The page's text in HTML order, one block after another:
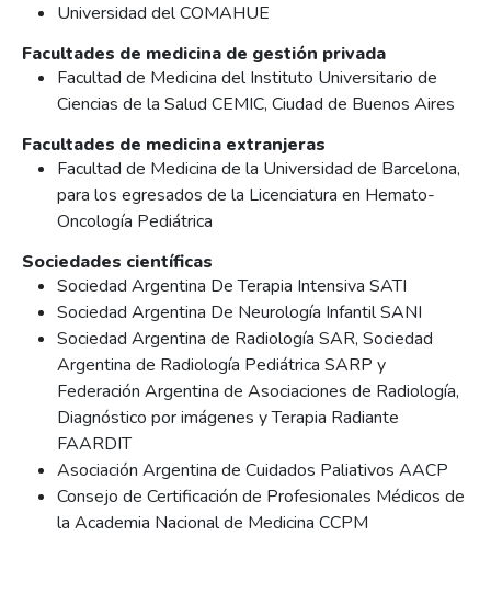
Universidad del COMAHUE
Facultades de medicina de gestión privada
Facultad de Medicina del Instituto Universitario de
Ciencias de la Salud CEMIC, Ciudad de Buenos Aires
Facultades de medicina extranjeras
Facultad de Medicina de la Universidad de Barcelona,
para los egresados de la Licenciatura en Hemato-
Oncología Pediátrica
Sociedades científicas
Sociedad Argentina De Terapia Intensiva SATI
Sociedad Argentina De Neurología Infantil SANI
Sociedad Argentina de Radiología SAR, Sociedad
Argentina de Radiología Pediátrica SARP y
Federación Argentina de Asociaciones de Radiología,
Diagnóstico por imágenes y Terapia Radiante
FAARDIT
Asociación Argentina de Cuidados Paliativos AACP
Consejo de Certificación de Profesionales Médicos de
la Academia Nacional de Medicina CCPM